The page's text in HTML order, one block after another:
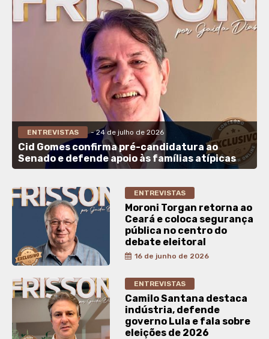
ENTREVISTAS - 24 de julho de 2026
Cid Gomes confirma pré-candidatura ao
Senado e defende apoio às famílias atípicas
ENTREVISTAS
Moroni Torgan retorna ao
Ceará e coloca segurança
pública no centro do
debate eleitoral
16 de junho de 2026
ENTREVISTAS
Camilo Santana destaca
indústria, defende
governo Lula e fala sobre
eleições de 2026